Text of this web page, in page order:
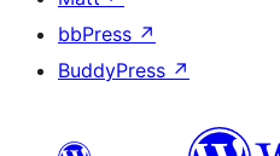
bbPress ↗
BuddyPress ↗